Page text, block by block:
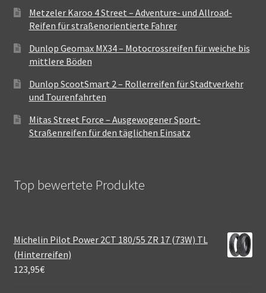
Metzeler Karoo 4 Street – Adventure- und Allroad-
Reifen für straßenorientierte Fahrer
Dunlop Geomax MX34 – Motocrossreifen für weiche bis
mittlere Böden
Dunlop ScootSmart 2 – Rollerreifen für Stadtverkehr
und Tourenfahrten
Mitas Street Force – Ausgewogener Sport-
Straßenreifen für den täglichen Einsatz
Top bewertete Produkte
Michelin Pilot Power 2CT 180/55 ZR 17 (73W) TL
(Hinterreifen)
123,95€